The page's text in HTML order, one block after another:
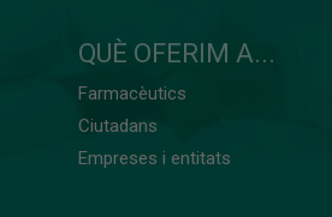
QUÈ OFERIM A...
Farmacèutics
Ciutadans
Empreses i entitats